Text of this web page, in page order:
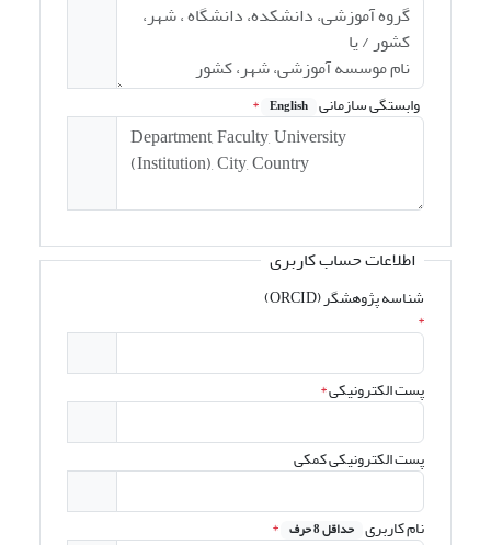
وابستگی سازمانی English
*
اطلاعات حساب کاربری
شناسه پژوهشگر (ORCID)
*
پست الکترونیکی*
پست الکترونیکی کمکی
نام کاربری حداقل 8 حرف *